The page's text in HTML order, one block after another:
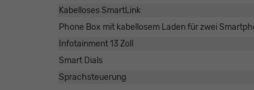
Kabelloses SmartLink
Phone Box mit kabellosem Laden für zwei
Infotainment 13 Zoll
Smart Dials
Sprachsteuerung